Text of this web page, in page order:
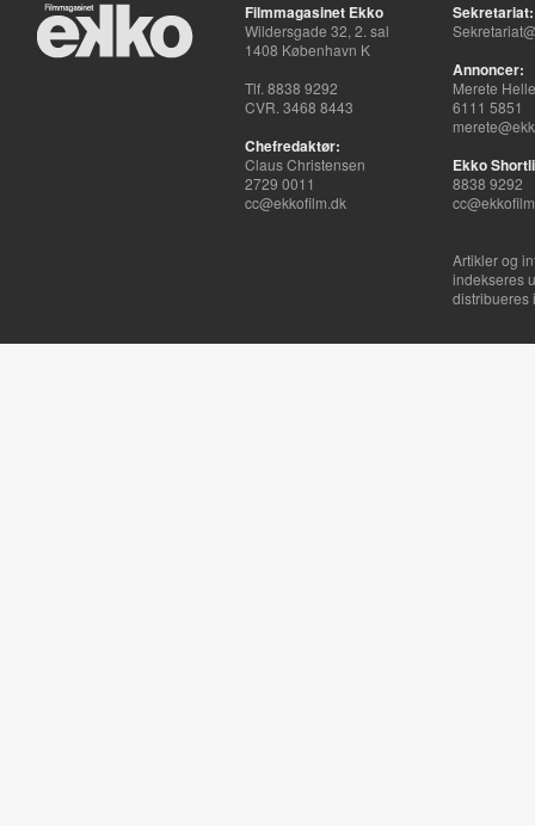
Filmmagasinet Ekko
Wildersgade 32, 2. sal
1408 København K
Tlf. 8838 9292
CVR. 3468 8443
Chefredaktør:
Claus Christensen
2729 0011
cc@ekkofilm.dk
Sekretariat:
Annoncer:
Merete
6111 5851
Ekko
8838 9292
Artikler og
indekseres
distribueres